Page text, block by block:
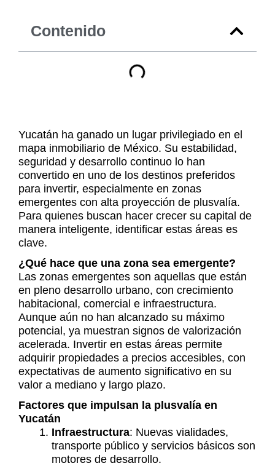
Contenido
Yucatán ha ganado un lugar privilegiado en el
mapa inmobiliario de México. Su estabilidad,
seguridad y desarrollo continuo lo han
convertido en uno de los destinos preferidos
para invertir, especialmente en zonas
emergentes con alta proyección de plusvalía.
Para quienes buscan hacer crecer su capital de
manera inteligente, identificar estas áreas es
clave.
¿Qué hace que una zona sea emergente?
Las zonas emergentes son aquellas que están
en pleno desarrollo urbano, con crecimiento
habitacional, comercial e infraestructura.
Aunque aún no han alcanzado su máximo
potencial, ya muestran signos de valorización
acelerada. Invertir en estas áreas permite
adquirir propiedades a precios accesibles, con
expectativas de aumento significativo en su
valor a mediano y largo plazo.
Factores que impulsan la plusvalía en
Yucatán
Infraestructura: Nuevas vialidades,
transporte público y servicios básicos son
motores de desarrollo.